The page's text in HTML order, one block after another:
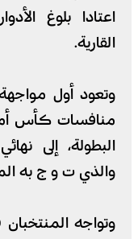
اعتادا بلوغ
القارية.
وتعود أول
منافسات كأس أمم
والذي ت و ج به